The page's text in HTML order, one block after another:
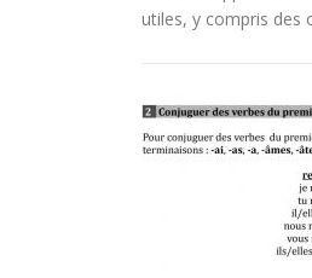
utiles, y compris des